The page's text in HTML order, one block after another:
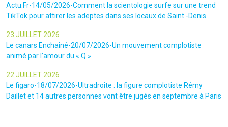
Actu.Fr-14/05/2026-Comment la scientologie surfe sur une trend
TikTok pour attirer les adeptes dans ses locaux de Saint -Denis
23 JUILLET 2026
Le canars Enchaîné-20/07/2026-Un mouvement complotiste
animé par l’amour du « Q »
22 JUILLET 2026
Le figaro-18/07/2026-Ultradroite : la figure complotiste Rémy
Daillet et 14 autres personnes vont être jugés en septembre à Paris